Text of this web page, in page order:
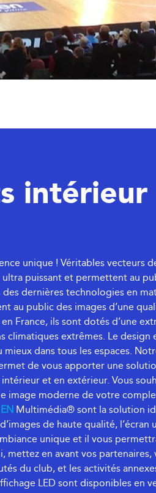
unique ! Véritables vecteurs
puissant et permettent au
dernières technologies en
au public des images d’une
France, ils sont dotés d’une
climatiques extrêmes. Le design
dans tous les espaces.
de vous apporter une
et en extérieur. Vous
image moderne de votre
Multimédia® sont la solution
de haute qualité, l’écran
unique et il vous
mettez en avant vos
du club, et les activités
LED sont disponibles en